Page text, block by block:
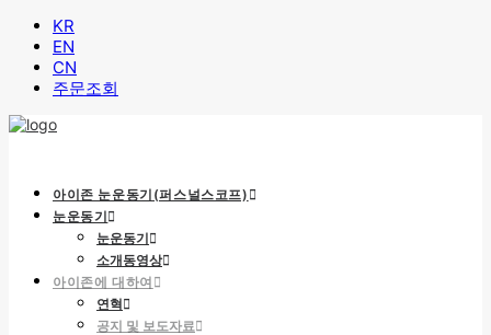
KR
EN
CN
주문조회
아이존 눈운동기(퍼스널스코프)
눈운동기
눈운동기
소개동영상
아이존에 대하여
연혁
공지 및 보도자료